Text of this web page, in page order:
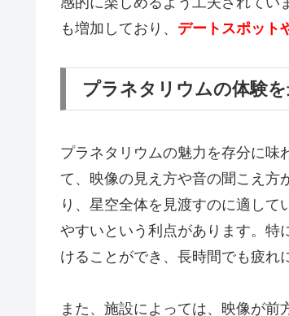
も増加しており、 デートスポット
プラネタリウムの体験
プラネタリウムの魅力を存分に味
て、映像の見え方や音の聞こえ方
り、星空全体を見渡すのに適し
やすいという利点があります。特
けることができ、長時間でも疲れ
また、施設によっては、映像が前